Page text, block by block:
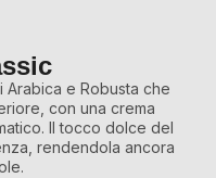
e Robusta che
con una crema
Il tocco dolce del
rendendola ancora